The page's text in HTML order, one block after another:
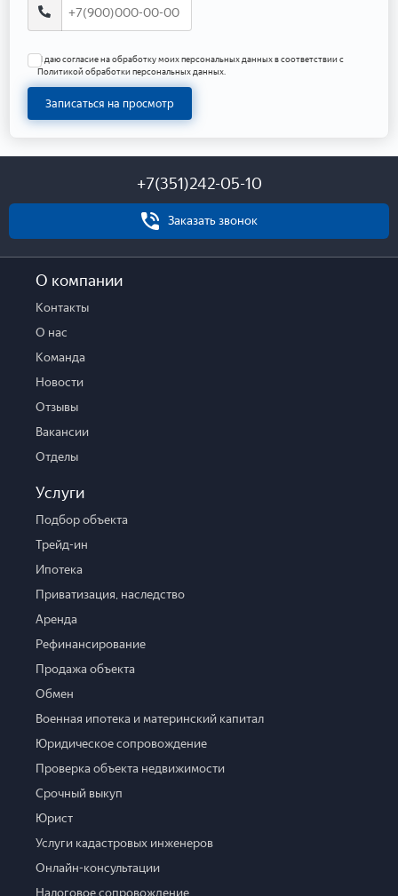
Я даю согласие на обработку моих персональных данных в соответствии с
Политикой обработки персональных данных.
Записаться на просмотр
+7(351)242-05-10
Заказать звонок
О компании
Контакты
О нас
Команда
Новости
Отзывы
Вакансии
Отделы
Услуги
Подбор объекта
Трейд-ин
Ипотека
Приватизация, наследство
Аренда
Рефинансирование
Продажа объекта
Обмен
Военная ипотека и материнский капитал
Юридическое сопровождение
Проверка объекта недвижимости
Срочный выкуп
Юрист
Услуги кадастровых инженеров
Онлайн-консультации
Налоговое сопровождение